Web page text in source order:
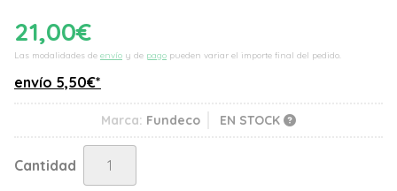
21,00€
Las modalidades de envío y de pago pueden variar el importe final del pedido.
envío 5,50€*
Marca: Fundeco EN STOCK
Cantidad